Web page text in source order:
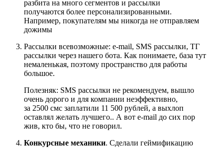
разбита на много сегментов и рассылки
получаются более персонализированными.
Например, покупателям мы никогда не отправляем
дожимы
Рассылки всевозможные: e-mail, SMS рассылки, ТГ
рассылки через нашего бота. Как понимаете, база тут
немаленькая, поэтому пространство для работы
большое.
Полезняк: SMS рассылки не рекомендуем, вышло
очень дорого и для компании неэффективно,
за 2500 смс заплатили 11 500 рублей, а выхлоп
оставлял желать лучшего.. А вот e-mail до сих пор
жив, кто бы, что не говорил.
Конкурсные механики. Сделали геймификацию